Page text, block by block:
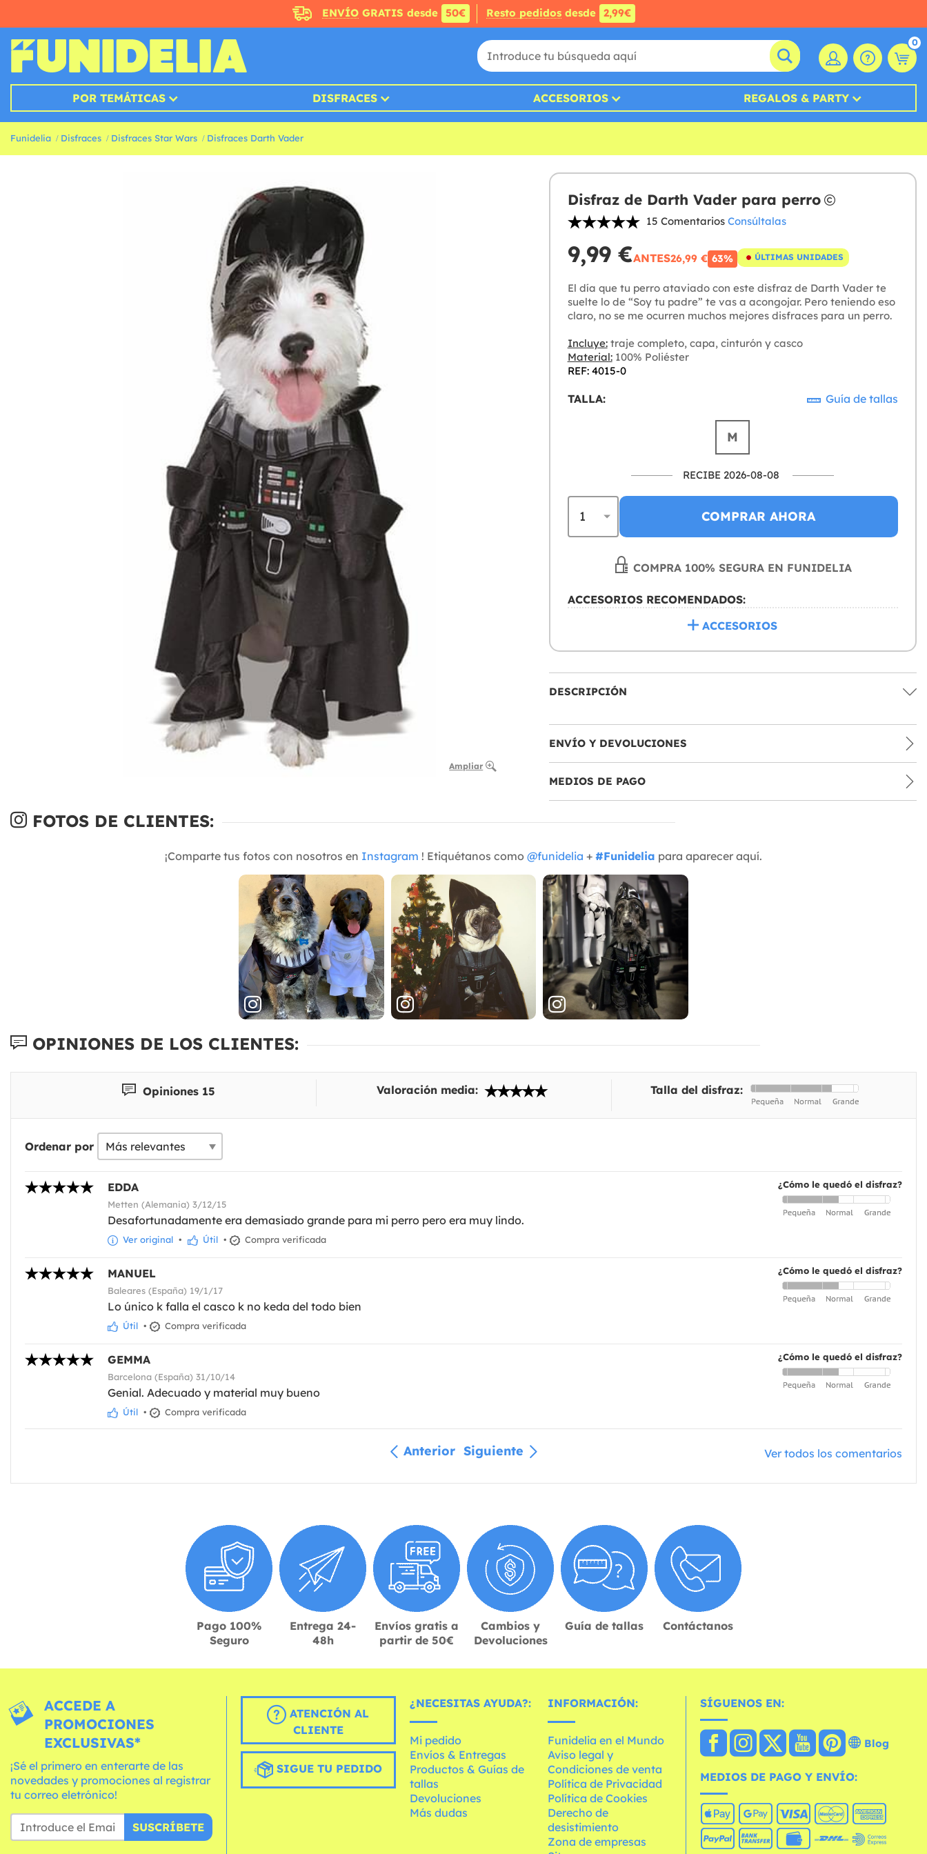
ENVÍOGRATIS desde 50€ Resto pedidosdesde 2,99€
0
POR TEMÁTICAS DISFRACES ACCESORIOS REGALOS & PARTY
Funidelia Disfraces Disfraces Star Wars Disfraces Darth Vader
Ampliar
Disfraz de Darth Vader para perro
15 Comentarios Consúltalas
9,99 €ANTES26,99 € 63% ÚLTIMAS UNIDADES
El día que tu perro ataviado con este disfraz de Darth Vader te
suelte lo de “Soy tu padre” te vas a acongojar. Pero teniendo eso
claro, no se me ocurren muchos mejores disfraces para un perro.
Incluye:traje completo, capa, cinturón y casco
Material:100% Poliéster
REF: 4015-0
TALLA: Guía de tallas
M
RECIBE 2026-08-08
COMPRAR AHORA
COMPRA 100% SEGURA EN FUNIDELIA
ACCESORIOS RECOMENDADOS:
ACCESORIOS
DESCRIPCIÓN
ENVÍO Y DEVOLUCIONES
MEDIOS DE PAGO
FOTOS DE CLIENTES:
¡Comparte tus fotos con nosotros en Instagram ! Etiquétanos como @funidelia + #Funidelia para aparecer aquí.
OPINIONES DE LOS CLIENTES:
Opiniones 15 Valoración media: Talla del disfraz:
Ordenar por
¿Cómo le quedó el disfraz?
EDDA
Metten (Alemania) 3/12/15
Desafortunadamente era demasiado grande para mi perro pero era muy lindo.
Ver original • Útil • Compra verificada
¿Cómo le quedó el disfraz?
MANUEL
Baleares (España) 19/1/17
Lo único k falla el casco k no keda del todo bien
Útil • Compra verificada
¿Cómo le quedó el disfraz?
GEMMA
Barcelona (España) 31/10/14
Genial. Adecuado y material muy bueno
Útil • Compra verificada
Anterior Siguiente Ver todos los comentarios
Pago 100%
Seguro
Entrega 24-
48h
Envíos gratis a
partir de 50€
Cambios y
Devoluciones
Guía de tallas Contáctanos
ACCEDE A
PROMOCIONES
EXCLUSIVAS*
¡Sé el primero en enterarte de las
novedades y promociones al registrar
tu correo eletrónico!
SUSCRÍBETE
ATENCIÓN AL
CLIENTE
SIGUE TU PEDIDO
¿NECESITAS AYUDA?:
Mi pedido
Envíos & Entregas
Productos & Guías de
tallas
Devoluciones
Más dudas
INFORMACIÓN:
Funidelia en el Mundo
Aviso legal y
Condiciones de venta
Política de Privacidad
Política de Cookies
Derecho de
desistimiento
Zona de empresas
SÍGUENOS EN:
Blog
MEDIOS DE PAGO Y ENVÍO: